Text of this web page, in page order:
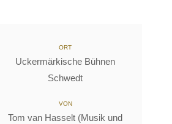
ORT
Uckermärkische Bühnen
Schwedt
VON
Tom van Hasselt (Musik und